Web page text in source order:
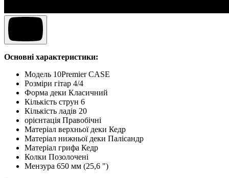
Основні характеристики:
Модель 10Premier CASE
Розміри гітар 4/4
Форма деки Класичний
Кількість струн 6
Кількість ладів 20
орієнтація Правобічні
Матеріал верхньої деки Кедр
Матеріал нижньої деки Палісандр
Матеріал грифа Кедр
Колки Позолочені
Мензура 650 мм (25,6 ")